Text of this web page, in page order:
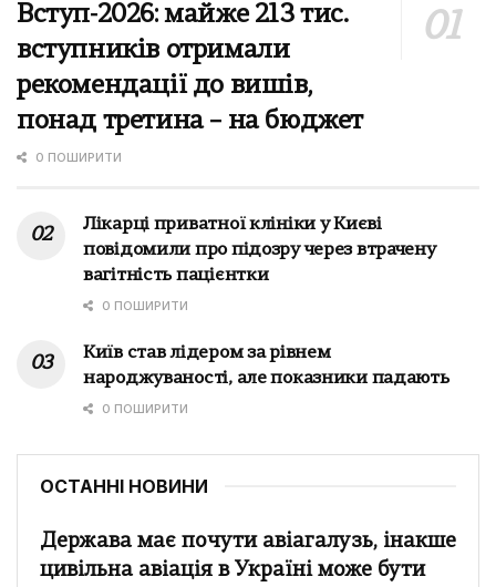
Вступ-2026: майже 213 тис.
вступників отримали
рекомендації до вишів,
понад третина – на бюджет
0 ПОШИРИТИ
Лікарці приватної клініки у Києві
повідомили про підозру через втрачену
вагітність пацієнтки
0 ПОШИРИТИ
Київ став лідером за рівнем
народжуваності, але показники падають
0 ПОШИРИТИ
ОСТАННІ НОВИНИ
Держава має почути авіагалузь, інакше
цивільна авіація в Україні може бути